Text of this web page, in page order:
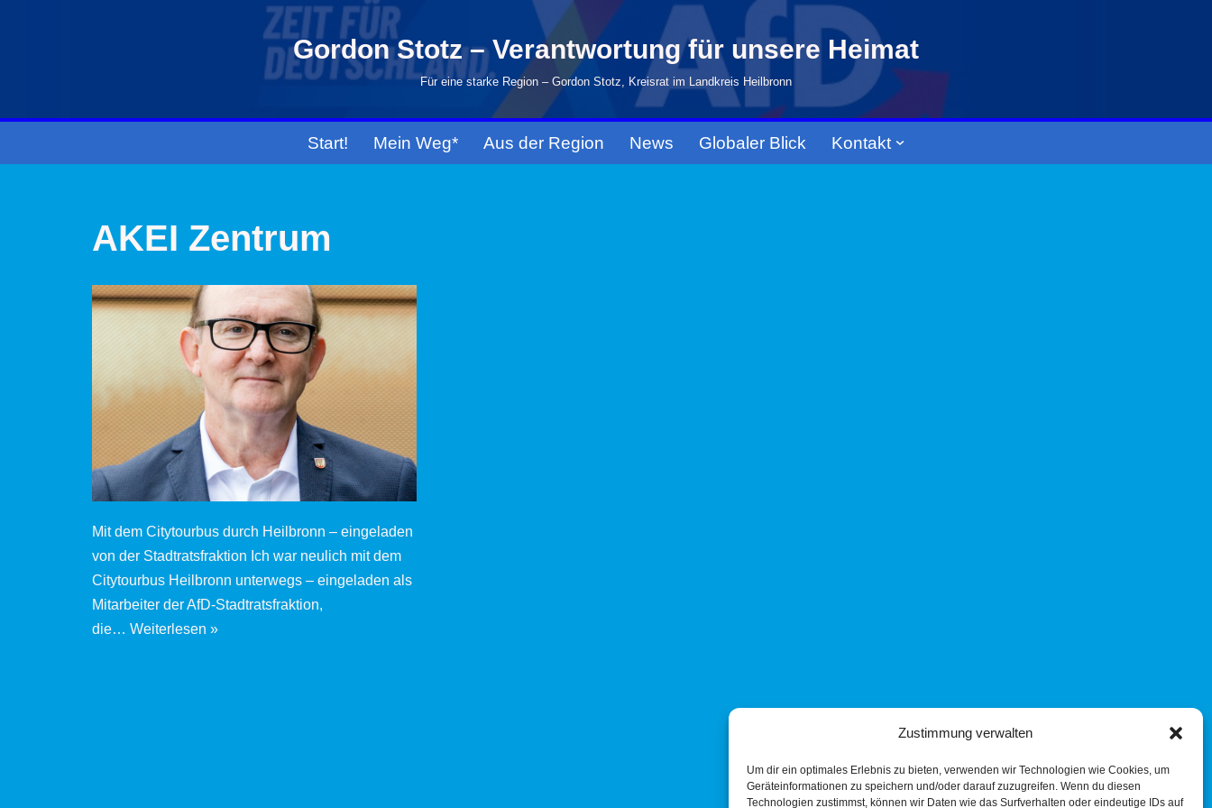
Zustimmung verwalten
Um dir ein optimales Erlebnis zu bieten, verwenden wir Technologien wie Cookies, um
Geräteinformationen zu speichern und/oder darauf zuzugreifen. Wenn du diesen
Technologien zustimmst, können wir Daten wie das Surfverhalten oder eindeutige IDs auf
Gordon Stotz – Verantwortung für unsere Heimat
Für eine starke Region – Gordon Stotz, Kreisrat im Landkreis Heilbronn
Start! Mein Weg* Aus der Region News Globaler Blick Kontakt
AKEI Zentrum
Mit dem Citytourbus durch Heilbronn – eingeladen
von der Stadtratsfraktion Ich war neulich mit dem
Citytourbus Heilbronn unterwegs – eingeladen als
Mitarbeiter der AfD‑Stadtratsfraktion,
die… Weiterlesen »